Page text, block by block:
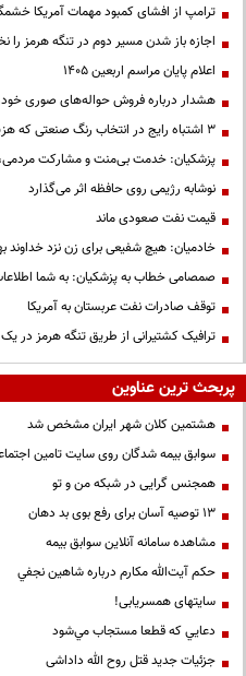
ترامپ از افشای کمبود مهمات آمریکا
اجازه باز شدن مسیر دوم در تنگه هرمز را
اعلام پایان مراسم اربعین ۱۴۰۵
هشدار درباره فروش حواله‌های صوری
3 اشتباه رایج در انتخاب رنگ صنعتی که هزینه‌اش را سال‌ها می‌پردازید...
پزشکیان: خدمت بی‌منت و مشارکت
نوشابه رژیمی روی حافظه اثر می‌گذارد
قیمت نفت صعودی ماند
خادمیان: هیچ شفیعی برای زن نزد
صمصامی خطاب به پزشکیان: به شما
توقف صادرات نفت عربستان به آمریکا
ترافیک کشتیرانی از طریق تنگه هرمز در یک هفته به ۳۳
پربحث ترین عناوین
هشتمین کلان شهر ایران مشخص شد
سوابق بیمه شدگان روی سایت تامین
همجنس گرایی در شبکه من و تو
13 توصیه آسان برای رفع بوی بد دهان
مشاهده سامانه آنلاين سوابق بیمه
حكم آيت‌الله مكارم درباره شاهين نجفي
سایتهای همسریابی!
دعايي كه قطعا مستجاب مي‌شود
جزئیات جدید قتل روح الله داداشی